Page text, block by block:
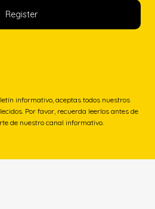
informativo, aceptas todos nuestros
Por favor, recuerda leerlos antes de
de nuestro canal informativo.